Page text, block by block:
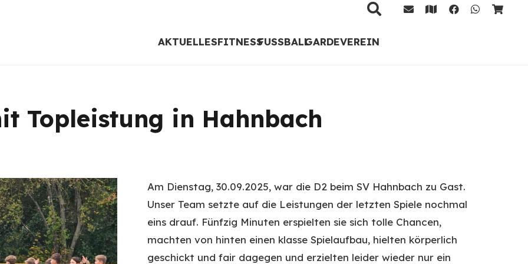
AKTUELLESFITNESSFUSSBALLGARDEVEREIN
Topleistung in Hahnbach
Am Dienstag, 30.09.2025, war die D2 beim SV Hahnbach zu Gast.
Unser Team setzte auf die Leistungen der letzten Spiele nochmal
eins drauf. Fünfzig Minuten erspielten sie sich tolle Chancen,
machten von hinten einen klasse Spielaufbau, hielten körperlich
geschickt und fair dagegen und erzielten leider wieder nur ein